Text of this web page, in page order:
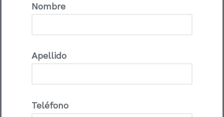
Nombre
Apellido
Teléfono